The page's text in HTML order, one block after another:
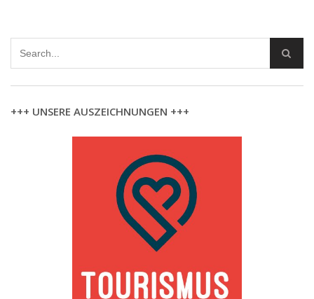
+++ UNSERE AUSZEICHNUNGEN +++